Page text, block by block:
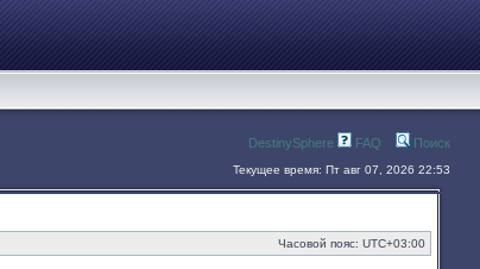
DestinySphere FAQ Поиск
Текущее время: Пт авг 07, 2026 22:53
Часовой пояс: UTC+03:00